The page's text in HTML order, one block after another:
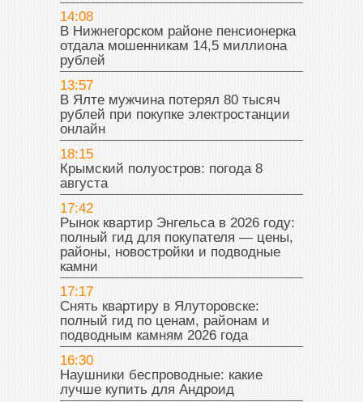
14:08
В Нижнегорском районе пенсионерка
отдала мошенникам 14,5 миллиона
рублей
13:57
В Ялте мужчина потерял 80 тысяч
рублей при покупке электростанции
онлайн
18:15
Крымский полуостров: погода 8
августа
17:42
Рынок квартир Энгельса в 2026 году:
полный гид для покупателя — цены,
районы, новостройки и подводные
камни
17:17
Снять квартиру в Ялуторовске:
полный гид по ценам, районам и
подводным камням 2026 года
16:30
Наушники беспроводные: какие
лучше купить для Андроид